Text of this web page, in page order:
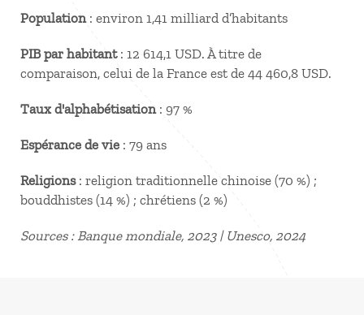
Population: environ 1,41 milliard d’habitants
PIB par habitant: 12 614,1 USD. À titre de
comparaison, celui de la France est de 44 460,8 USD.
Taux d'alphabétisation: 97 %
Espérance de vie : 79 ans
Religions: religion traditionnelle chinoise (70 %) ;
bouddhistes (14 %) ; chrétiens (2 %)
Sources : Banque mondiale, 2023 | Unesco, 2024